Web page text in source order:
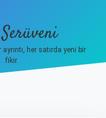
ayrıntı, her satırda yeni bir
fikir.